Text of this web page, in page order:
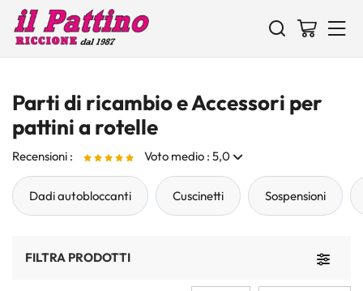
Parti di ricambio e Accessori per
pattini a rotelle
Recensioni : Voto medio : 5,0
Lacci
Dadi autobloccanti Cuscinetti Sospensioni
Toggle
FILTRA PRODOTTI